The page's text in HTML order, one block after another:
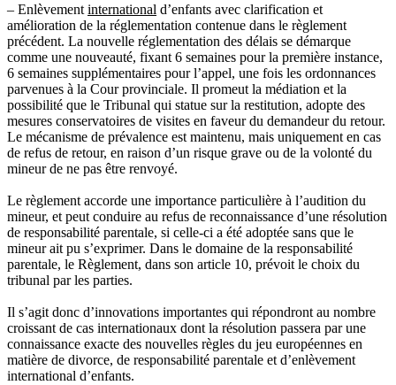
– Enlèvement international d’enfants avec clarification et
amélioration de la réglementation contenue dans le règlement
précédent. La nouvelle réglementation des délais se démarque
comme une nouveauté, fixant 6 semaines pour la première instance,
6 semaines supplémentaires pour l’appel, une fois les ordonnances
parvenues à la Cour provinciale. Il promeut la médiation et la
possibilité que le Tribunal qui statue sur la restitution, adopte des
mesures conservatoires de visites en faveur du demandeur du retour.
Le mécanisme de prévalence est maintenu, mais uniquement en cas
de refus de retour, en raison d’un risque grave ou de la volonté du
mineur de ne pas être renvoyé.
Le règlement accorde une importance particulière à l’audition du
mineur, et peut conduire au refus de reconnaissance d’une résolution
de responsabilité parentale, si celle-ci a été adoptée sans que le
mineur ait pu s’exprimer. Dans le domaine de la responsabilité
parentale, le Règlement, dans son article 10, prévoit le choix du
tribunal par les parties.
Il s’agit donc d’innovations importantes qui répondront au nombre
croissant de cas internationaux dont la résolution passera par une
connaissance exacte des nouvelles règles du jeu européennes en
matière de divorce, de responsabilité parentale et d’enlèvement
international d’enfants.